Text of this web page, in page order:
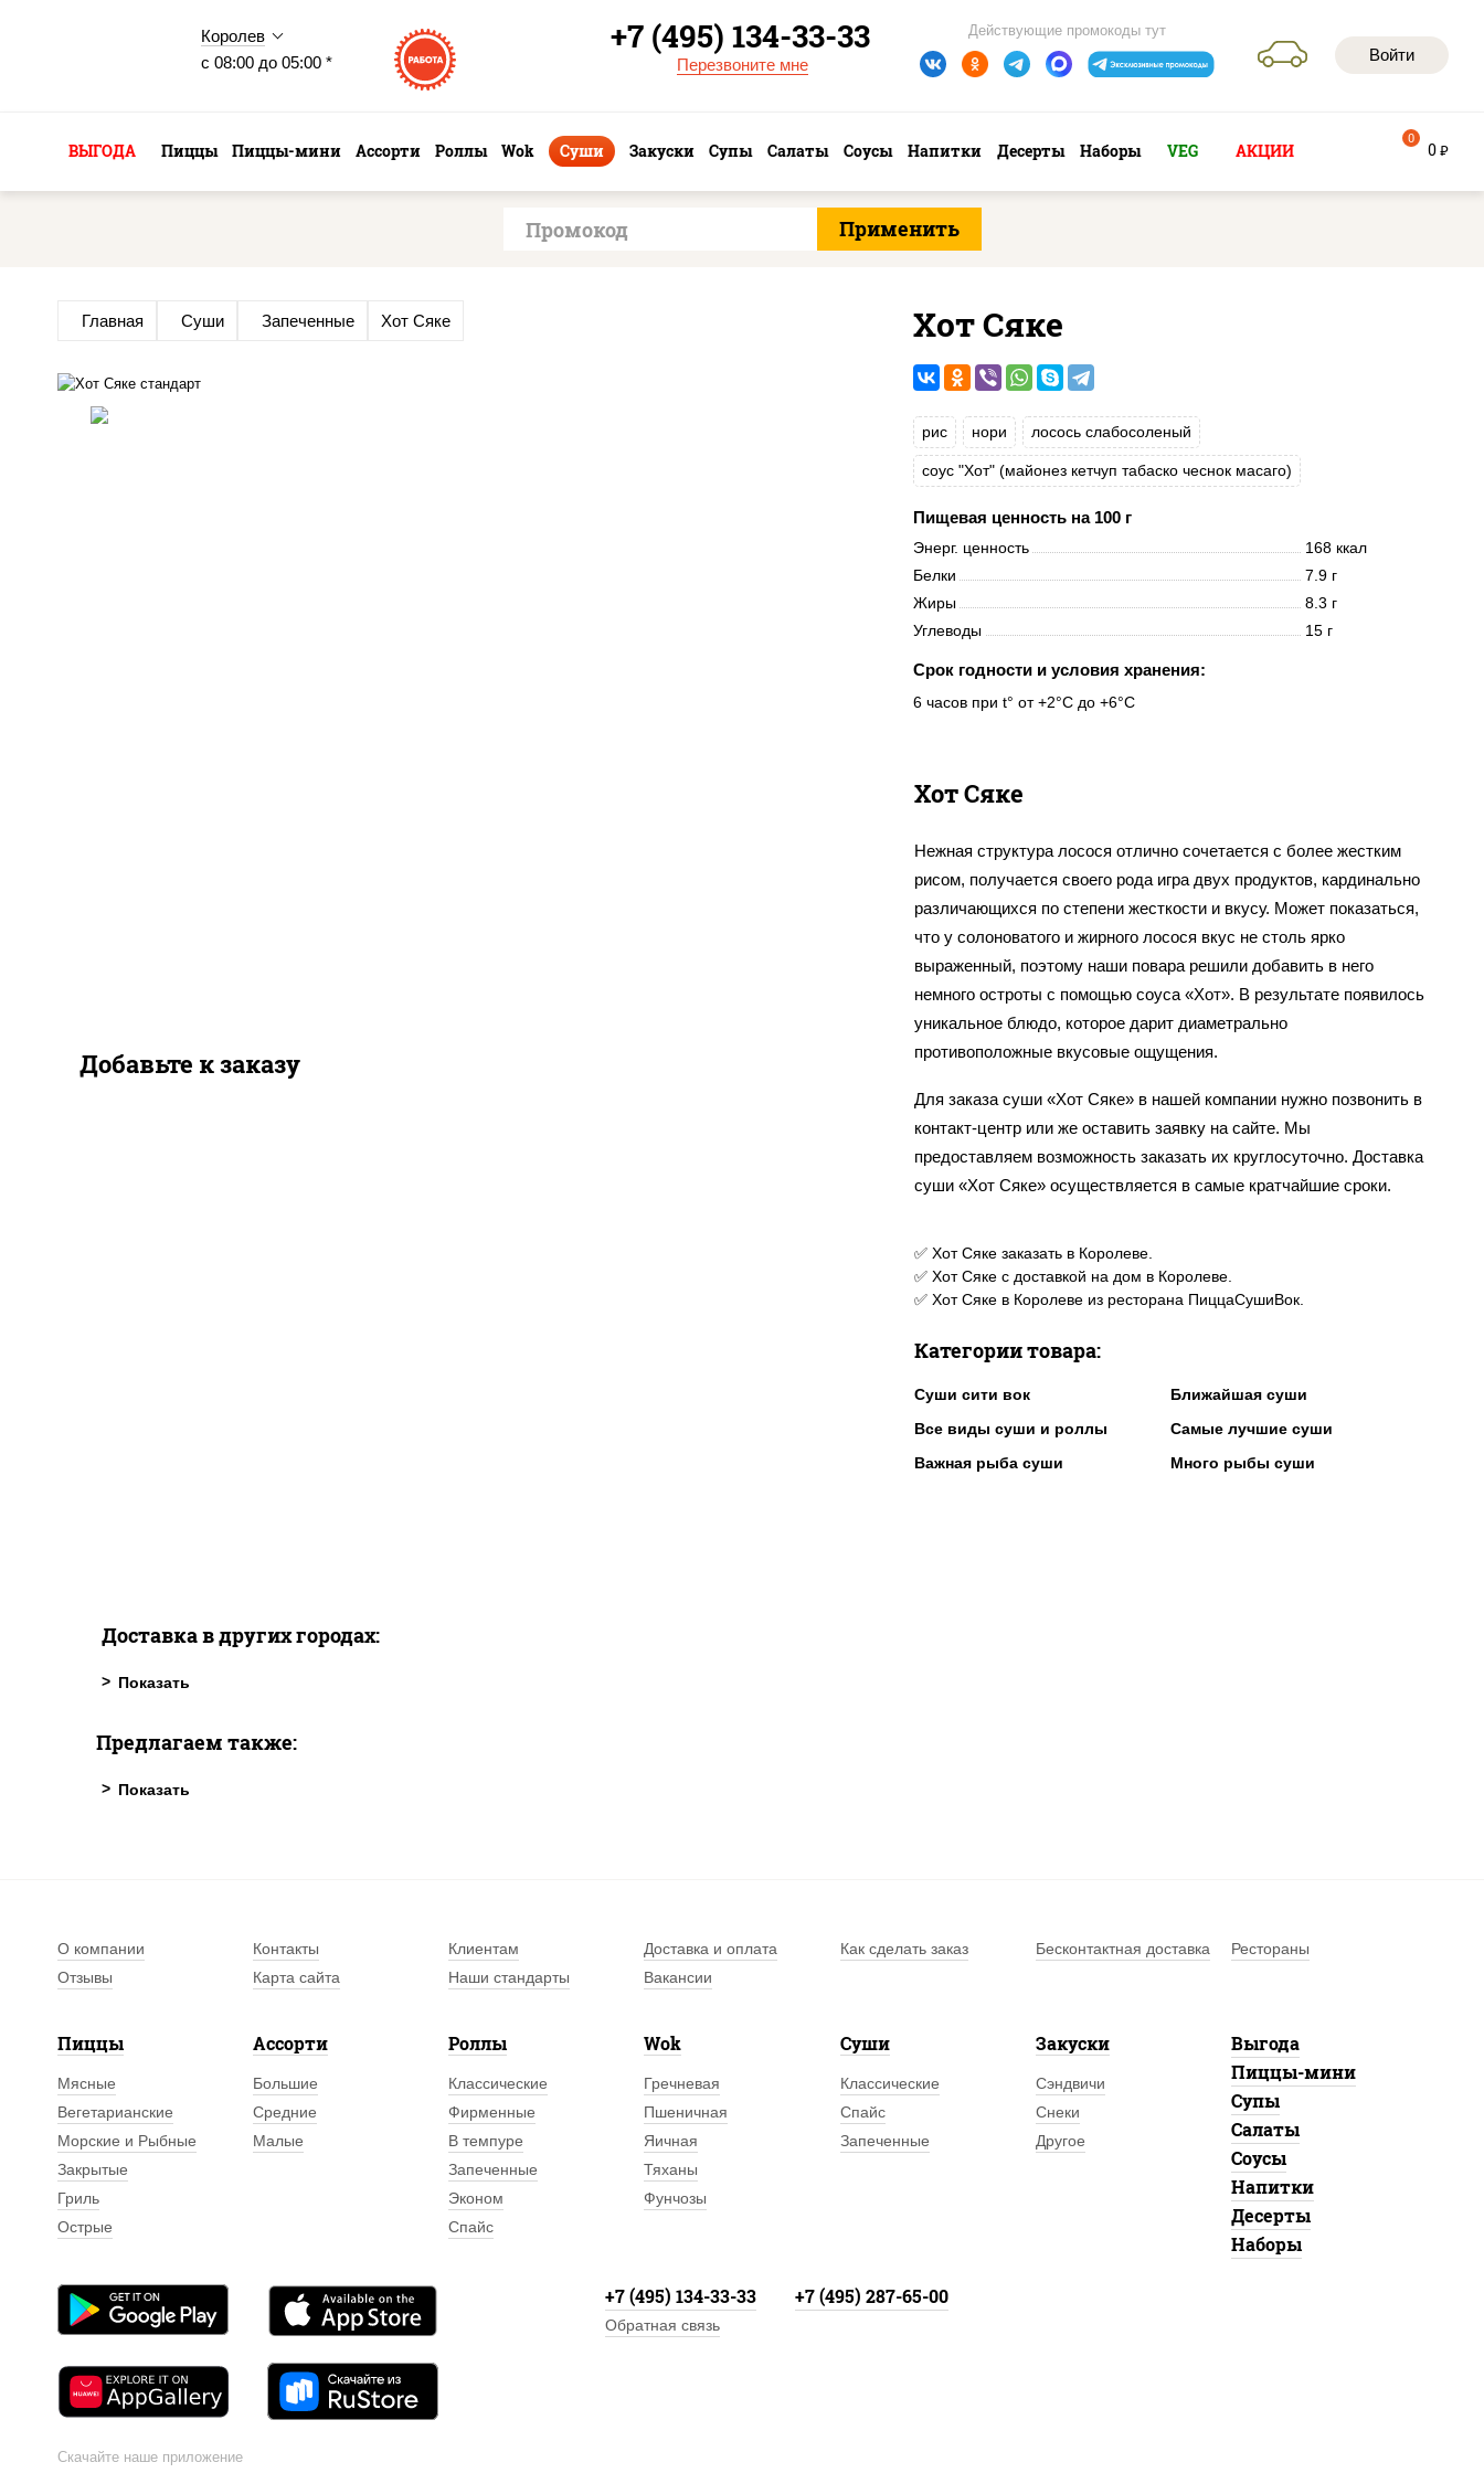
Королев
с 08:00 до 05:00 *
Войти
Действующие промокоды тут
+7 (495) 134-33-33
Перезвоните мне
ВЫГОДА Пиццы Пиццы-мини Ассорти Роллы Wok Суши Закуски Супы Салаты Соусы Напитки Десерты Наборы VEG АКЦИИ 0 руб
0
Главная Суши Запеченные Хот Сяке Хот Сяке
рис нори лосось слабосоленый
соус "Хот" (майонез кетчуп табаско чеснок масаго)
Пищевая ценность на 100 г
Энерг. ценность
168 ккал
Белки
7.9 г
Жиры
8.3 г
Углеводы
15 г
Срок годности и условия хранения:
6 часов при t° от +2°C до +6°C
Хот Сяке
Нежная структура лосося отлично сочетается с более жестким
рисом, получается своего рода игра двух продуктов, кардинально
различающихся по степени жесткости и вкусу. Может показаться,
что у солоноватого и жирного лосося вкус не столь ярко
выраженный, поэтому наши повара решили добавить в него
немного остроты с помощью соуса «Хот». В результате появилось
уникальное блюдо, которое дарит диаметрально
противоположные вкусовые ощущения.
Для заказа суши «Хот Сяке» в нашей компании нужно позвонить в
контакт-центр или же оставить заявку на сайте. Мы
предоставляем возможность заказать их круглосуточно. Доставка
суши «Хот Сяке» осуществляется в самые кратчайшие сроки.
✅ Хот Сяке заказать в Королеве.
✅ Хот Сяке с доставкой на дом в Королеве.
✅ Хот Сяке в Королеве из ресторана ПиццаСушиВок.
Категории товара:
Суши сити вок
Ближайшая суши
Все виды суши и роллы
Самые лучшие суши
Важная рыба суши
Много рыбы суши
Добавьте к заказу
Доставка в других городах:
Предлагаем также:
О компании Контакты Клиентам Доставка и оплата Как сделать заказ Бесконтактная доставка
Рестораны
Отзывы
Карта сайта Наши стандарты Вакансии
Пиццы
Мясные
Вегетарианские
Морские и Рыбные
Закрытые
Гриль
Острые
Ассорти
Большие
Средние
Малые
Роллы
Классические
Фирменные
В темпуре
Запеченные
Эконом
Спайс
Wok
Гречневая
Пшеничная
Яичная
Тяханы
Фунчозы
Суши
Классические
Спайс
Запеченные
Закуски
Сэндвичи
Снеки
Другое
Выгода
Пиццы-мини
Супы
Салаты
Соусы
Напитки
Десерты
Наборы
Скачайте наше приложение
+7 (495) 134-33-33 +7 (495) 287-65-00
Обратная связь